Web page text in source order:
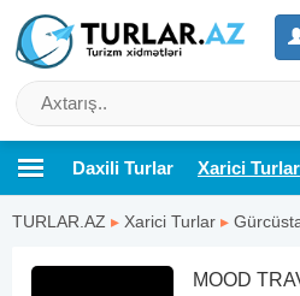
Daxili Turlar Xarici Turlar
TURLAR.AZ ▸ Xarici Turlar ▸
MOOD